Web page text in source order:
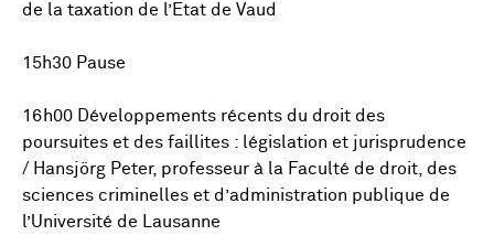
de la taxation de l’Etat de Vaud
15h30 Pause
16h00 Développements récents du droit des
poursuites et des faillites : législation et jurisprudence
/ Hansjörg Peter, professeur à la Faculté de droit, des
sciences criminelles et d’administration publique de
l’Université de Lausanne